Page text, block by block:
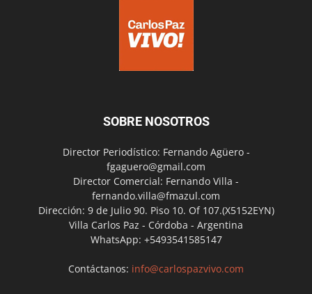
SOBRE NOSOTROS
Director Periodístico: Fernando Agüero -
fgaguero@gmail.com
Director Comercial: Fernando Villa -
fernando.villa@fmazul.com
Dirección: 9 de Julio 90. Piso 10. Of 107.(X5152EYN)
Villa Carlos Paz - Córdoba - Argentina
WhatsApp: +5493541585147
Contáctanos: info@carlospazvivo.com